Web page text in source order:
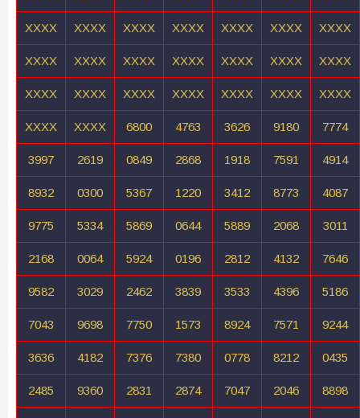
XXXX XXXX XXXX XXXX XXXX XXXX XXXX
XXXX XXXX XXXX XXXX XXXX XXXX XXXX
XXXX XXXX XXXX XXXX XXXX XXXX XXXX
XXXX XXXX 6800 4763 3626 9180 7774
3997 2619 0849 2868 1918 7591 4914
8932 0300 5367 1220 3412 8773 4087
9775 5334 5869 0644 5889 2068 3011
2168 0064 5924 0196 2812 4132 7646
9582 3029 2462 3839 3533 4396 5186
7043 9698 7750 1573 8924 7571 9244
3636 4182 7376 7380 0778 8212 0435
2485 9360 2831 2874 7047 2046 8898